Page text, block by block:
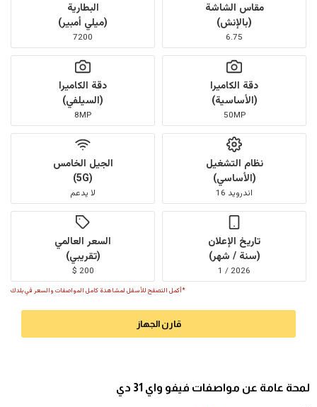
مقاس الشاشة
(بالإنش)
6.75
البطارية
(ميلي أمبير)
7200
دقة الكاميرا
(الأساسية)
50MP
دقة الكاميرا
(السيلفي)
8MP
نظام التشغيل
(الأساسي)
اندرويد 16
الجيل الخامس
(5G)
لا يدعم
تاريخ الإعلان
(سنة / شهر)
2026 / 1
السعر العالمي
(تقريبي)
200 $
*أكمل التصفح للأسفل لمشاهدة كامل المواصفات والسعر في بلدك
قارن الجهاز
لمحة عامة عن مواصفات فيفو واي 31 دي